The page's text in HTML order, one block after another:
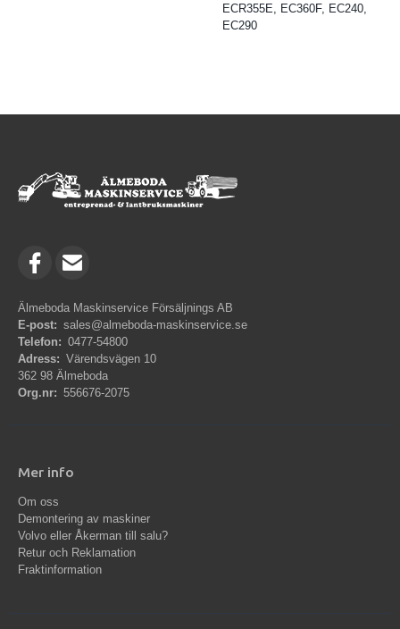
ECR355E, EC360F, EC240,
EC290
Älmeboda Maskinservice Försäljnings AB
E-post: sales@almeboda-maskinservice.se
Telefon: 0477-54800
Adress: Värendsvägen 10
362 98 Älmeboda
Org.nr: 556676-2075
Mer info
Om oss
Demontering av maskiner
Volvo eller Åkerman till salu?
Retur och Reklamation
Fraktinformation